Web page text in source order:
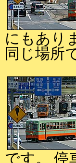
にもあり
同じ場所
です。 停